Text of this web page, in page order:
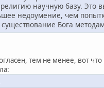
научную базу. Это
недоумение, чем
существование Бога
тем не менее, вот